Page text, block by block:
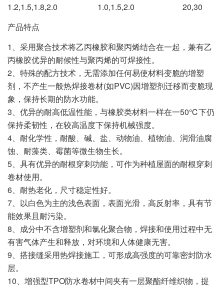
1.2,1.5,1.8,2.0 1.0,1.5,2.0 20,30
产品特点
1、采用聚合技术将乙丙橡胶和聚丙烯结合在一起，兼有乙
丙橡胶优异的耐候性与聚丙烯的可焊接性。
2、特殊的配方技术，无需添加任何易使材料变脆的增塑
剂，不产生一般热焊接卷材(如PVC)因增塑剂迁移而变脆现
象，保持长期的防水功能。
3、优异的耐高低温性能，与橡胶类材料一样在一50℃下仍
保持柔韧性，在较高温度下保持机械强度。
4、耐化学性，耐酸、碱、盐、动物油、植物油、润滑油腐
蚀、耐藻类、霉菌等微生物生长。
5、具有优异的耐根穿刺功能，可作为种植屋面的耐根穿刺
卷材使用。
6、耐热老化，尺寸稳定性好。
7、以白色为主的浅色表面，表面光滑，高反射率，具有节
能效果且耐污染。
8、成分中不含增塑剂和氯化聚合物，焊接和使用过程中无
有害气体产生和释放，对环境和人体健康无害。
9、搭接缝采用热焊接施工，可形成高强度的可靠密封防水
层。
10、增强型TPO防水卷材中间夹有一层聚酯纤维织物，提